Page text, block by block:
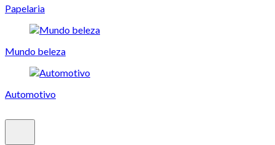
Papelaria
Mundo beleza
Automotivo